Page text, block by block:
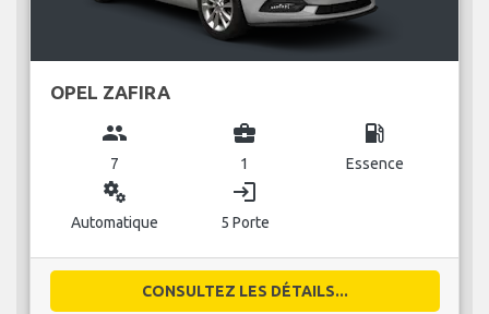
OPEL ZAFIRA
group
7
business_center
1
local_gas_station
Essence
miscellaneous_services
Automatique
login
5 Porte
CONSULTEZ LES DÉTAILS...